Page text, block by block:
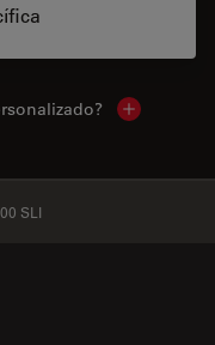
Show local
SLI